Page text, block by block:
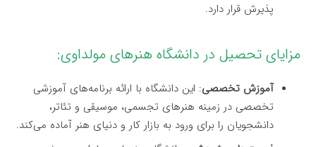
پذیرش قرار دارد.
مزایای تحصیل در دانشگاه هنرهای مولداوی:
آموزش تخصصی: این دانشگاه با ارائه برنامه‌های آموزشی
تخصصی در زمینه هنرهای تجسمی، موسیقی و تئاتر،
دانشجویان را برای ورود به بازار کار و دنیای هنر آماده می‌کند.